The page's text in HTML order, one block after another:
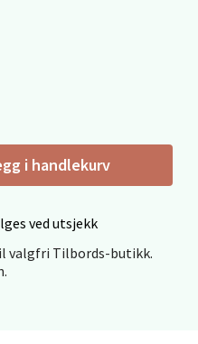
i handlekurv
ved utsjekk
valgfri Tilbords-butikk.